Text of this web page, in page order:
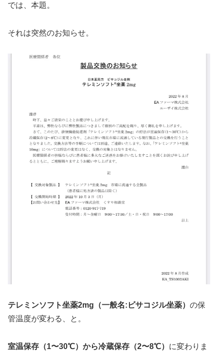
では、本題。
それは突然のお知らせ。
テレミンソフト坐薬2mg（一般名:ビサコジル坐薬） の保
管温度が変わる、と。
室温保存（1〜30℃）から冷蔵保存（2〜8℃） に変わりま